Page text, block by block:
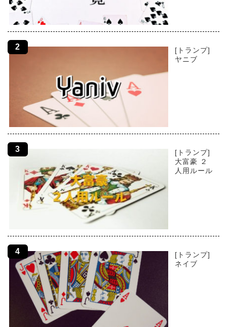
[トランプ]
ヤニブ
[トランプ]
大富豪 ２
人用ルール
[トランプ]
ネイブ